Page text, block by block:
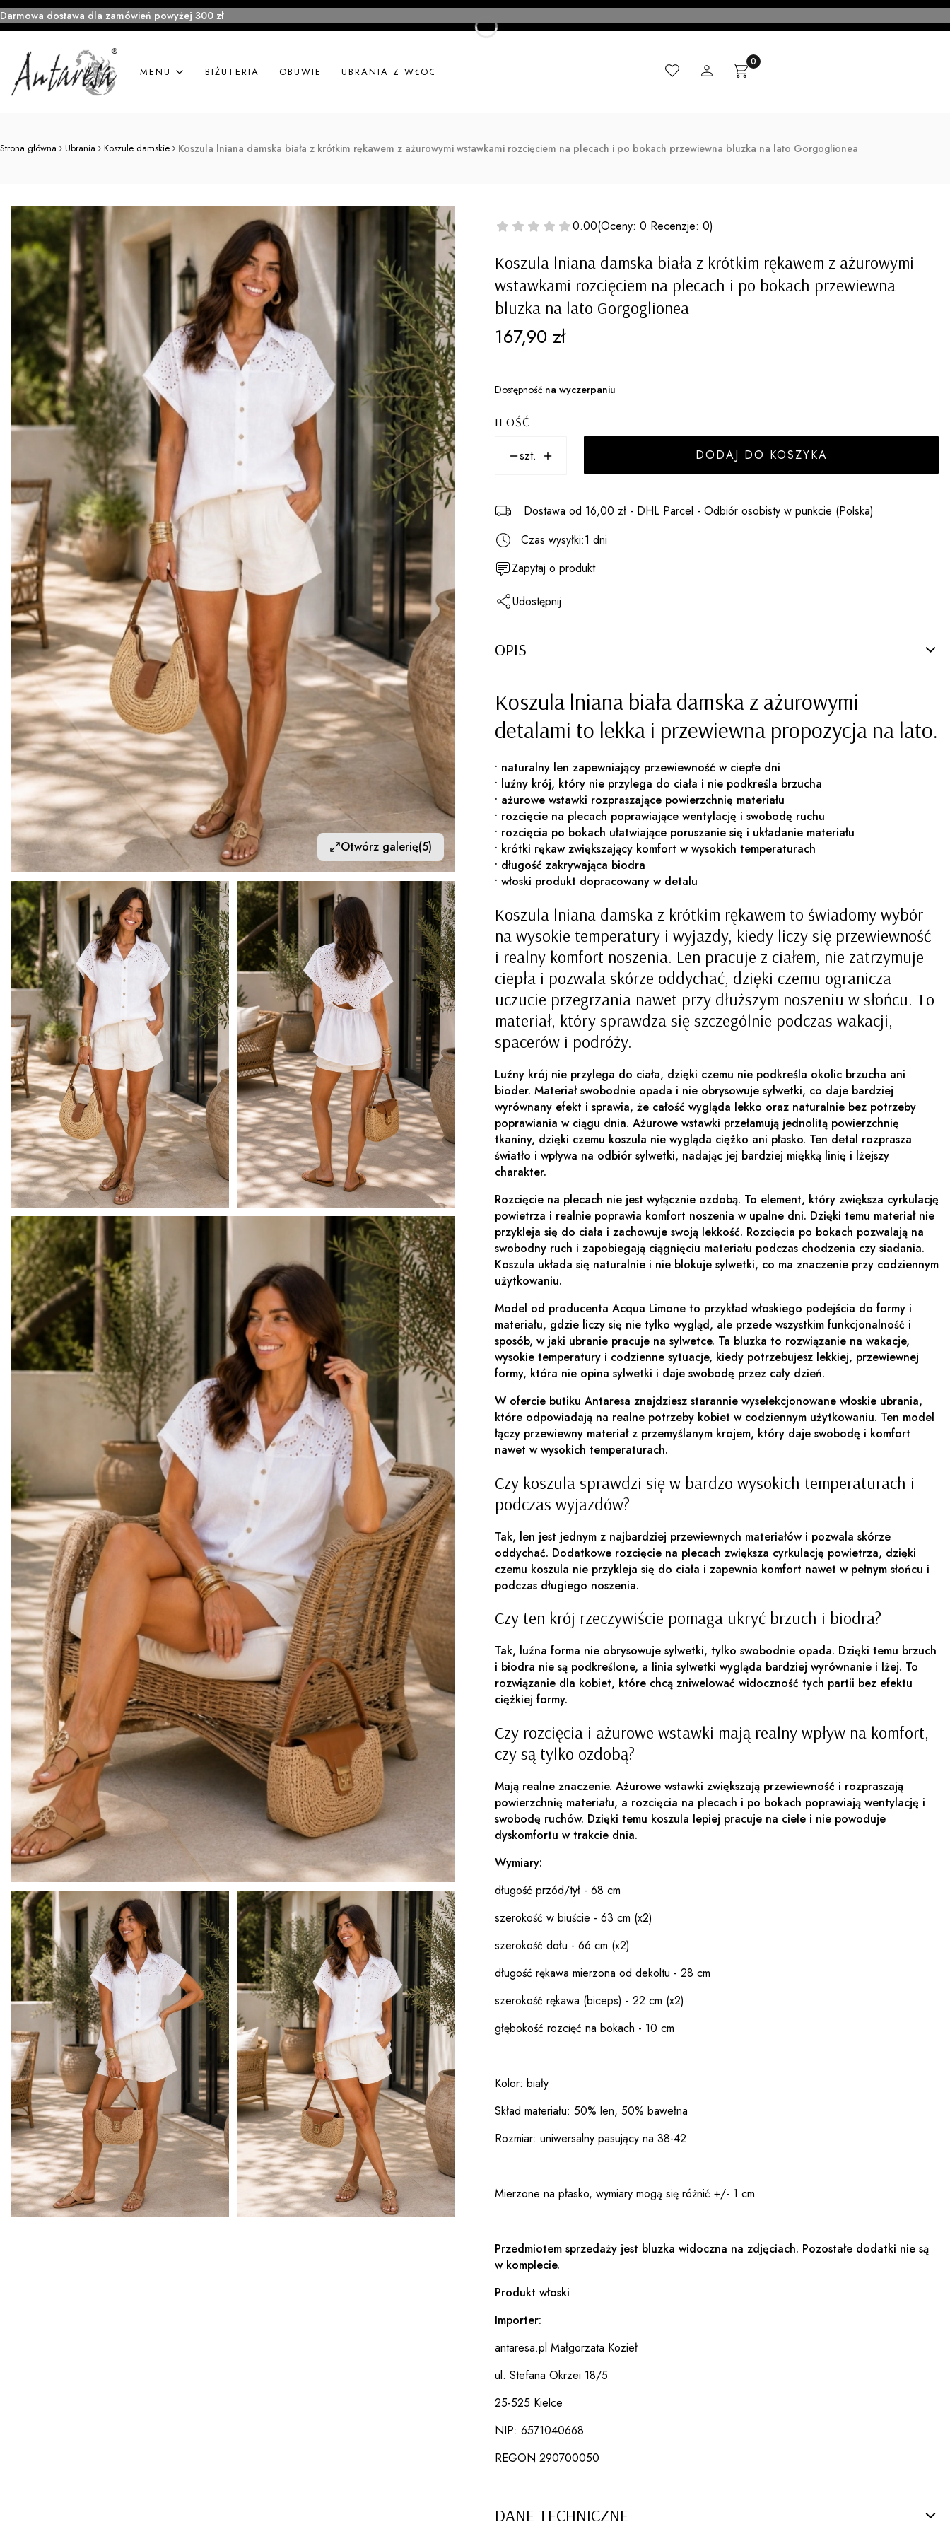
Darmowa dostawa dla zamówień powyżej 300 zł
MENU BIŻUTERIA OBUWIE UBRANIA Z WŁOCH MADE IN ITALY
UlubioneZaloguj sięProdukty w koszyku: 0. Zobacz szczegóły
Koszyk
Strona główna Ubrania Koszule damskie Koszula lniana damska biała z krótkim rękawem z ażurowymi wstawkami rozcięciem na plecach i po bokach przewiewna bluzka na lato Gorgoglionea
Otwórz galerię(5)
0.00(Oceny: 0 Recenzje: 0)
Koszula lniana damska biała z krótkim rękawem z ażurowymi
wstawkami rozcięciem na plecach i po bokach przewiewna
bluzka na lato Gorgoglionea
Cena
167,90 zł
Dostępność:na wyczerpaniu
ILOŚĆ
szt. DODAJ DO KOSZYKA
Dostawa od 16,00 zł - DHL Parcel - Odbiór osobisty w punkcie (Polska)
Czas wysyłki:1 dni
Zapytaj o produkt
Udostępnij
OPIS
Koszula lniana biała damska z ażurowymi
detalami to lekka i przewiewna propozycja na lato.
• naturalny len zapewniający przewiewność w ciepłe dni
• luźny krój, który nie przylega do ciała i nie podkreśla brzucha
• ażurowe wstawki rozpraszające powierzchnię materiału
• rozcięcie na plecach poprawiające wentylację i swobodę ruchu
• rozcięcia po bokach ułatwiające poruszanie się i układanie materiału
• krótki rękaw zwiększający komfort w wysokich temperaturach
• długość zakrywająca biodra
• włoski produkt dopracowany w detalu
Koszula lniana damska z krótkim rękawem to świadomy wybór
na wysokie temperatury i wyjazdy, kiedy liczy się przewiewność
i realny komfort noszenia. Len pracuje z ciałem, nie zatrzymuje
ciepła i pozwala skórze oddychać, dzięki czemu ogranicza
uczucie przegrzania nawet przy dłuższym noszeniu w słońcu. To
materiał, który sprawdza się szczególnie podczas wakacji,
spacerów i podróży.
Luźny krój nie przylega do ciała, dzięki czemu nie podkreśla okolic brzucha ani
bioder. Materiał swobodnie opada i nie obrysowuje sylwetki, co daje bardziej
wyrównany efekt i sprawia, że całość wygląda lekko oraz naturalnie bez potrzeby
poprawiania w ciągu dnia. Ażurowe wstawki przełamują jednolitą powierzchnię
tkaniny, dzięki czemu koszula nie wygląda ciężko ani płasko. Ten detal rozprasza
światło i wpływa na odbiór sylwetki, nadając jej bardziej miękką linię i lżejszy
charakter.
Rozcięcie na plecach nie jest wyłącznie ozdobą. To element, który zwiększa cyrkulację
powietrza i realnie poprawia komfort noszenia w upalne dni. Dzięki temu materiał nie
przykleja się do ciała i zachowuje swoją lekkość. Rozcięcia po bokach pozwalają na
swobodny ruch i zapobiegają ciągnięciu materiału podczas chodzenia czy siadania.
Koszula układa się naturalnie i nie blokuje sylwetki, co ma znaczenie przy codziennym
użytkowaniu.
Model od producenta Acqua Limone to przykład włoskiego podejścia do formy i
materiału, gdzie liczy się nie tylko wygląd, ale przede wszystkim funkcjonalność i
sposób, w jaki ubranie pracuje na sylwetce. Ta bluzka to rozwiązanie na wakacje,
wysokie temperatury i codzienne sytuacje, kiedy potrzebujesz lekkiej, przewiewnej
formy, która nie opina sylwetki i daje swobodę przez cały dzień.
W ofercie butiku Antaresa znajdziesz starannie wyselekcjonowane włoskie ubrania,
które odpowiadają na realne potrzeby kobiet w codziennym użytkowaniu. Ten model
łączy przewiewny materiał z przemyślanym krojem, który daje swobodę i komfort
nawet w wysokich temperaturach.
Czy koszula sprawdzi się w bardzo wysokich temperaturach i
podczas wyjazdów?
Tak, len jest jednym z najbardziej przewiewnych materiałów i pozwala skórze
oddychać. Dodatkowe rozcięcie na plecach zwiększa cyrkulację powietrza, dzięki
czemu koszula nie przykleja się do ciała i zapewnia komfort nawet w pełnym słońcu i
podczas długiego noszenia.
Czy ten krój rzeczywiście pomaga ukryć brzuch i biodra?
Tak, luźna forma nie obrysowuje sylwetki, tylko swobodnie opada. Dzięki temu brzuch
i biodra nie są podkreślone, a linia sylwetki wygląda bardziej wyrównanie i lżej. To
rozwiązanie dla kobiet, które chcą zniwelować widoczność tych partii bez efektu
ciężkiej formy.
Czy rozcięcia i ażurowe wstawki mają realny wpływ na komfort,
czy są tylko ozdobą?
Mają realne znaczenie. Ażurowe wstawki zwiększają przewiewność i rozpraszają
powierzchnię materiału, a rozcięcia na plecach i po bokach poprawiają wentylację i
swobodę ruchów. Dzięki temu koszula lepiej pracuje na ciele i nie powoduje
dyskomfortu w trakcie dnia.
Wymiary:
długość przód/tył - 68 cm
szerokość w biuście - 63 cm (x2)
szerokość dołu - 66 cm (x2)
długość rękawa mierzona od dekoltu - 28 cm
szerokość rękawa (biceps) - 22 cm (x2)
głębokość rozcięć na bokach - 10 cm
Kolor: biały
Skład materiału: 50% len, 50% bawełna
Rozmiar: uniwersalny pasujący na 38-42
Mierzone na płasko, wymiary mogą się różnić +/- 1 cm
Przedmiotem sprzedaży jest bluzka widoczna na zdjęciach. Pozostałe dodatki nie są
w komplecie.
Produkt włoski
Importer:
antaresa.pl Małgorzata Kozieł
ul. Stefana Okrzei 18/5
25-525 Kielce
NIP: 6571040668
REGON 290700050
DANE TECHNICZNE